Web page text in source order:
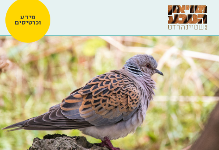
מידע
וכרטיסים